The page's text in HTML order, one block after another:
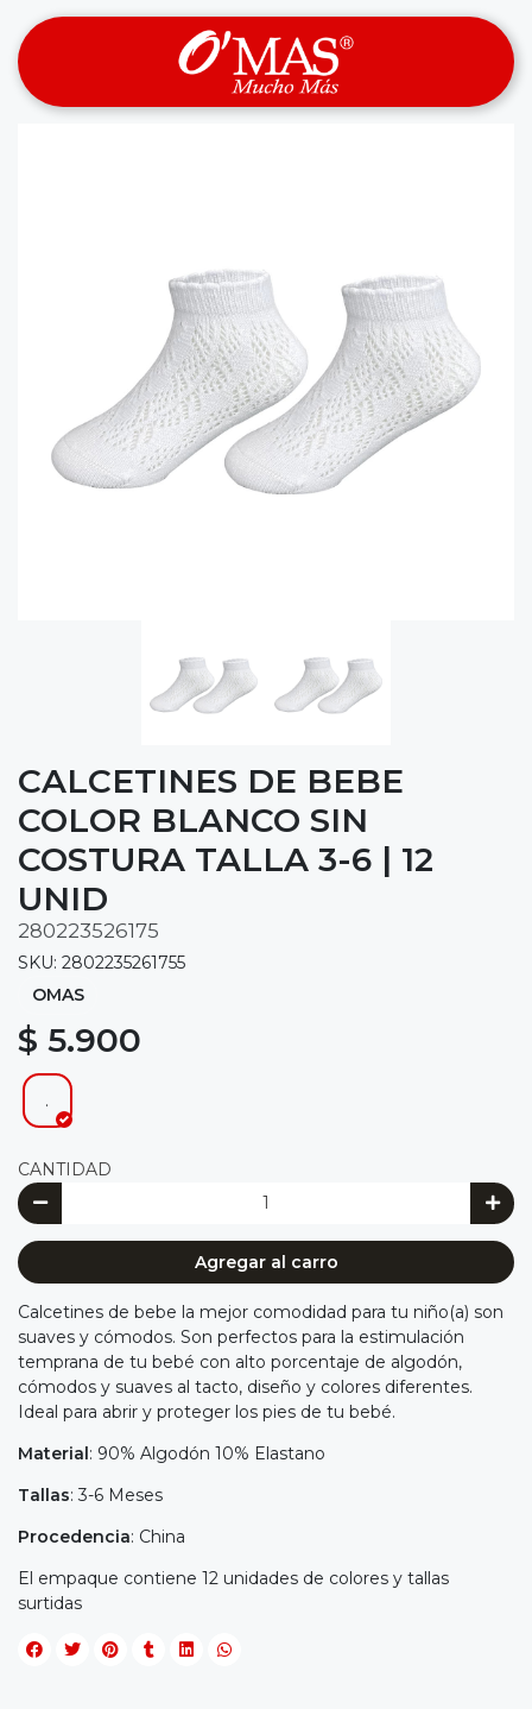
CALCETINES DE BEBE
COLOR BLANCO SIN
COSTURA TALLA 3-6 | 12
UNID
280223526175
SKU: 2802235261755
OMAS
$ 5.900
.
CANTIDAD
Agregar al carro
Calcetines de bebe la mejor comodidad para tu niño(a) son
suaves y cómodos. Son perfectos para la estimulación
temprana de tu bebé con alto porcentaje de algodón,
cómodos y suaves al tacto, diseño y colores diferentes.
Ideal para abrir y proteger los pies de tu bebé.
Material: 90% Algodón 10% Elastano
Tallas: 3-6 Meses
Procedencia: China
El empaque contiene 12 unidades de colores y tallas
surtidas